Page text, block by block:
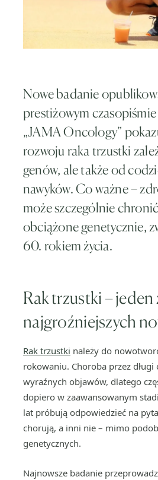
Nowe badanie
prestiżowym
„JAMA Oncology”
rozwoju raka trzustki
genów, ale także od
nawyków. Co ważne –
może szczególnie
obciążone genetycznie,
60. rokiem życia.
Rak trzustki – jeden
najgroźniejszych
Rak trzustki należy do
rokowaniu. Choroba przez długi
wyraźnych objawów, dlatego
dopiero w zaawansowanym
lat próbują odpowiedzieć na
chorują, a inni nie – mimo
genetycznych.
Najnowsze badanie